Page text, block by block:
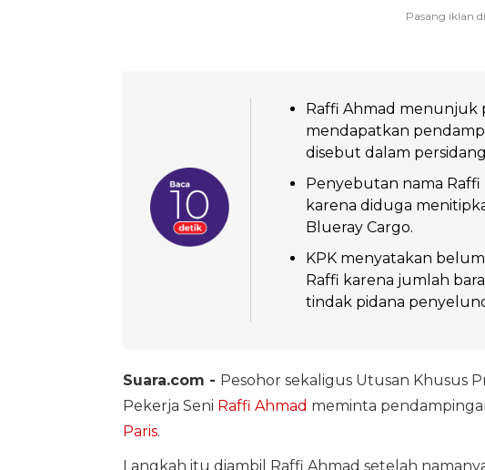
Raffi Ahmad menunjuk
mendapatkan
disebut dalam
Penyebutan nama
karena diduga
Blueray Cargo.
KPK menyatakan
Raffi karena jumlah
tindak pidana
Suara.com - Pesohor sekaligus Utusan Khusus
Pekerja Seni Raffi Ahmad meminta
Paris.
Langkah itu diambil Raffi Ahmad setelah